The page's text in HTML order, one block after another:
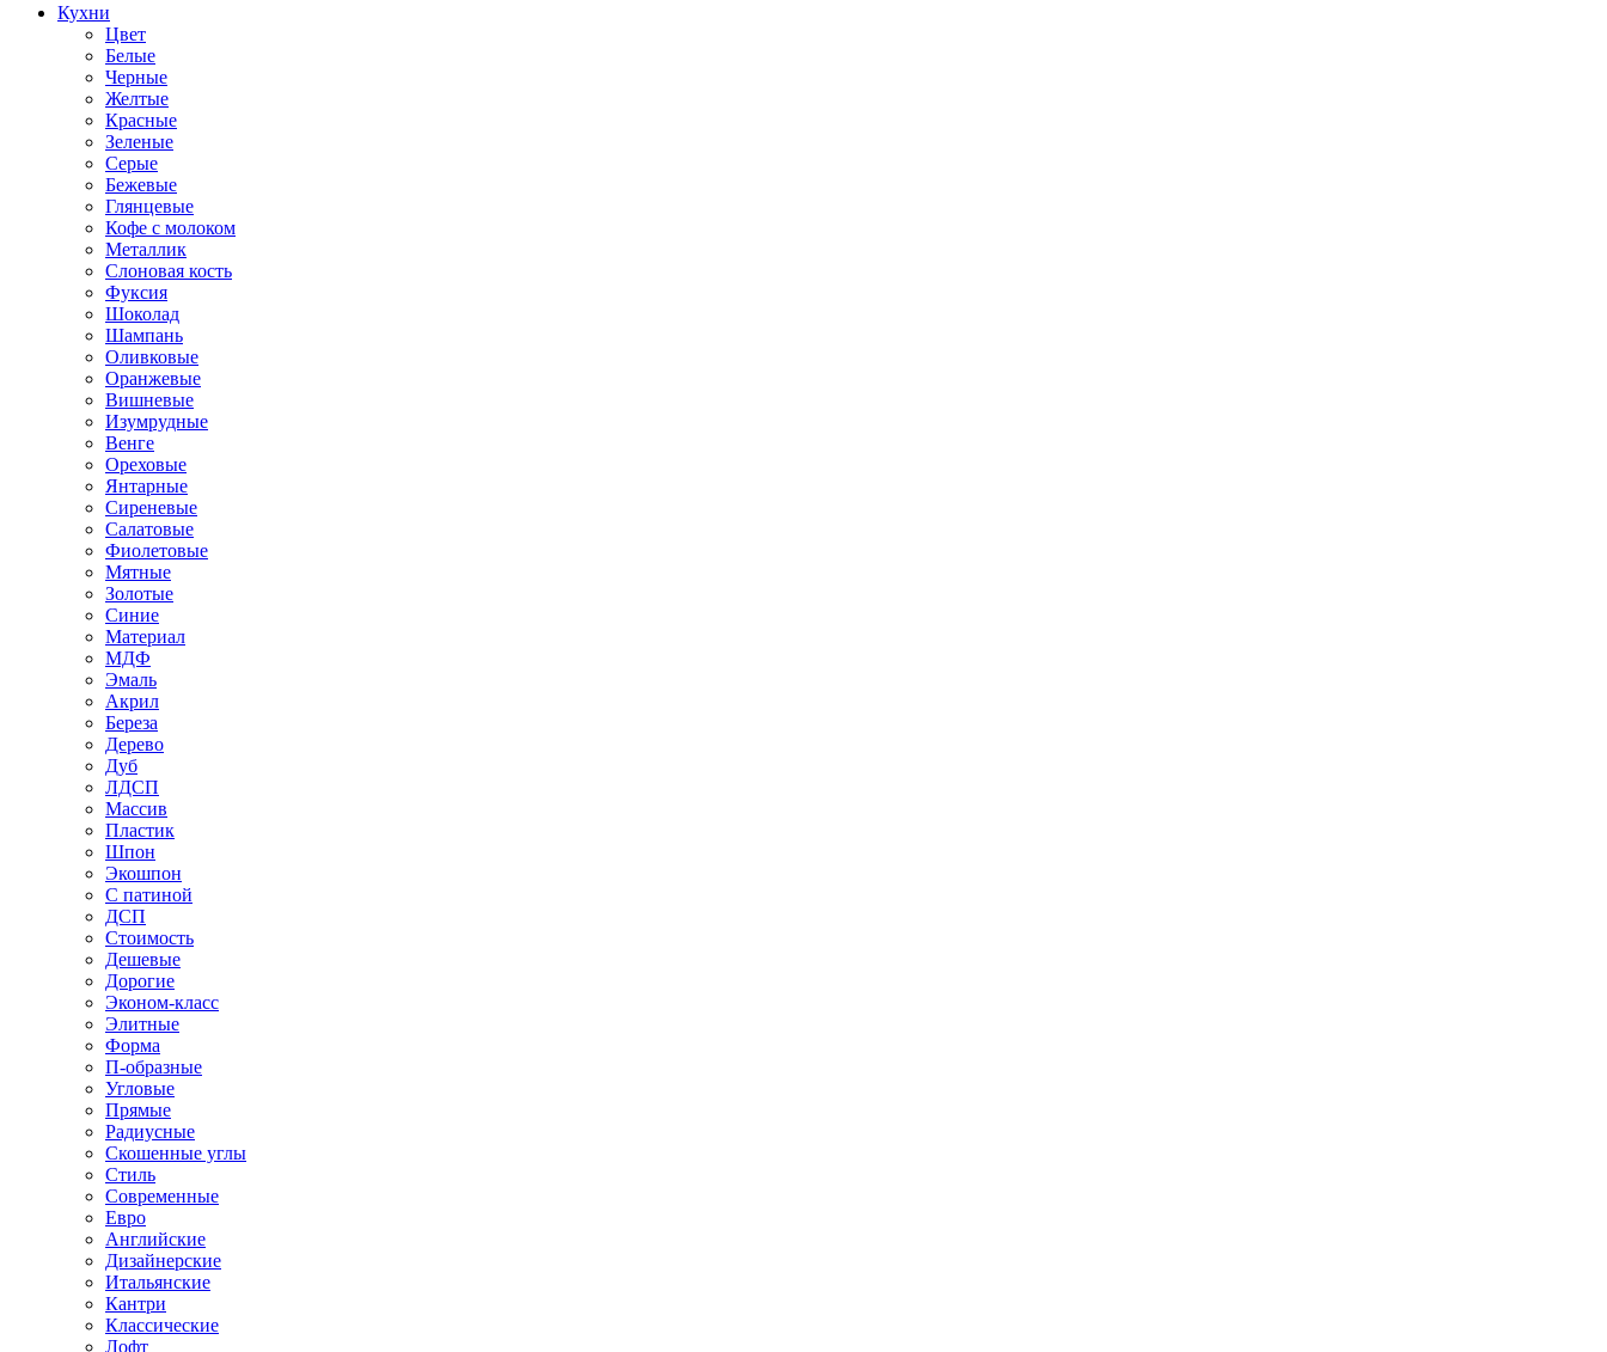
Кухни
Цвет
Белые
Черные
Желтые
Красные
Зеленые
Серые
Бежевые
Глянцевые
Кофе с молоком
Металлик
Слоновая кость
Фуксия
Шоколад
Шампань
Оливковые
Оранжевые
Вишневые
Изумрудные
Венге
Ореховые
Янтарные
Сиреневые
Салатовые
Фиолетовые
Мятные
Золотые
Синие
Материал
МДФ
Эмаль
Акрил
Береза
Дерево
Дуб
ЛДСП
Массив
Пластик
Шпон
Экошпон
С патиной
ДСП
Стоимость
Дешевые
Дорогие
Эконом-класс
Элитные
Форма
П-образные
Угловые
Прямые
Радиусные
Скошенные углы
Стиль
Современные
Евро
Английские
Дизайнерские
Итальянские
Кантри
Классические
Лофт